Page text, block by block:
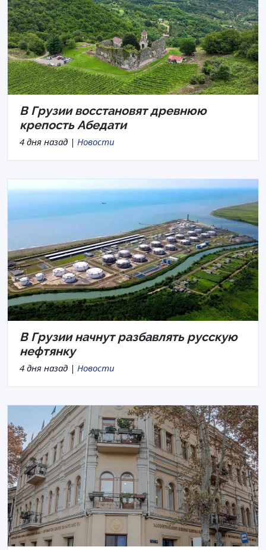
В Грузии восстановят древнюю
крепость Абедати
4 дня назад | Новости
В Грузии начнут разбавлять русскую
нефтянку
4 дня назад | Новости